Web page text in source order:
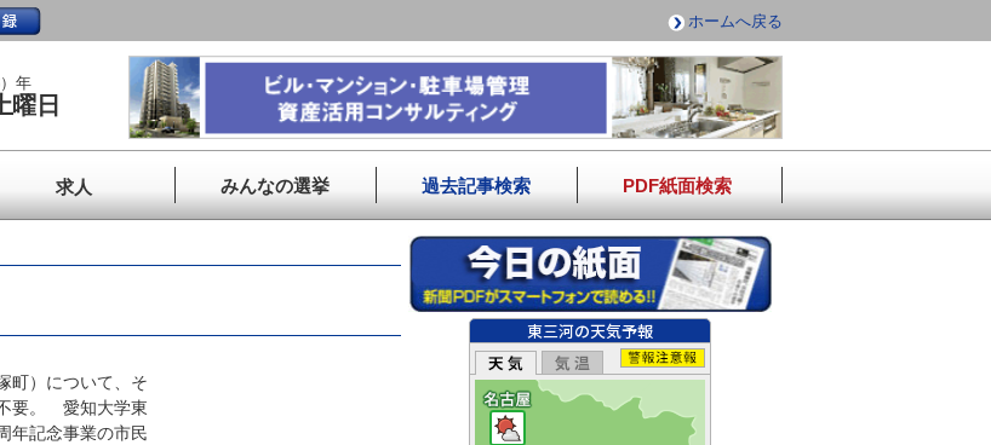
ホームへ戻る
年
曜日
求人 みんなの選挙 過去記事検索 PDF紙面検索
町）について、そ
要。 愛知大学東
年記念事業の市民